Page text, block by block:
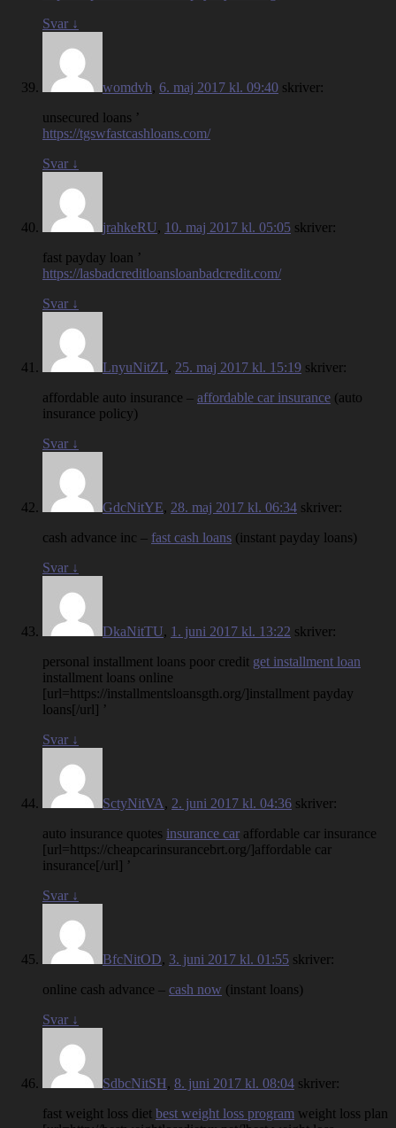
Svar ↓
womdvh, 6. maj 2017 kl. 09:40 skriver:
unsecured loans ’
https://tgswfastcashloans.com/
Svar ↓
jrahkeRU, 10. maj 2017 kl. 05:05 skriver:
fast payday loan ’
https://lasbadcreditloansloanbadcredit.com/
Svar ↓
LnyuNitZL, 25. maj 2017 kl. 15:19 skriver:
affordable auto insurance – affordable car insurance (auto
insurance policy)
Svar ↓
GdcNitYE, 28. maj 2017 kl. 06:34 skriver:
cash advance inc – fast cash loans (instant payday loans)
Svar ↓
DkaNitTU, 1. juni 2017 kl. 13:22 skriver:
personal installment loans poor credit get installment loan
installment loans online
[url=https://installmentsloansgth.org/]installment payday
loans[/url] ’
Svar ↓
SctyNitVA, 2. juni 2017 kl. 04:36 skriver:
auto insurance quotes insurance car affordable car insurance
[url=https://cheapcarinsurancebrt.org/]affordable car
insurance[/url] ’
Svar ↓
BfcNitOD, 3. juni 2017 kl. 01:55 skriver:
online cash advance – cash now (instant loans)
Svar ↓
SdbcNitSH, 8. juni 2017 kl. 08:04 skriver:
fast weight loss diet best weight loss program weight loss plan